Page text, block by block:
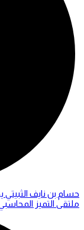
حسام بن نايف
ملتقى التميز